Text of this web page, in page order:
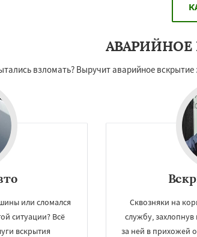
взломать? Выручит аварийное
или сломался
ситуации? Всё
вскрытия
Сквозняки на
службу,
за ней в прихожей